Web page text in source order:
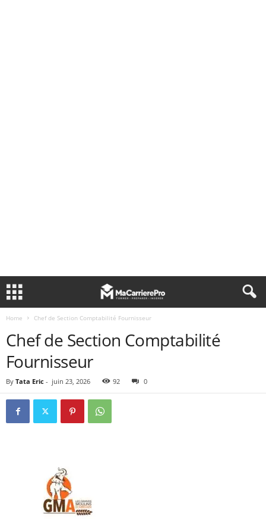
Home Chef de Section Comptabilité Fournisseur
Chef de Section Comptabilité
Fournisseur
By Tata Eric - juin 23, 2026 92 0